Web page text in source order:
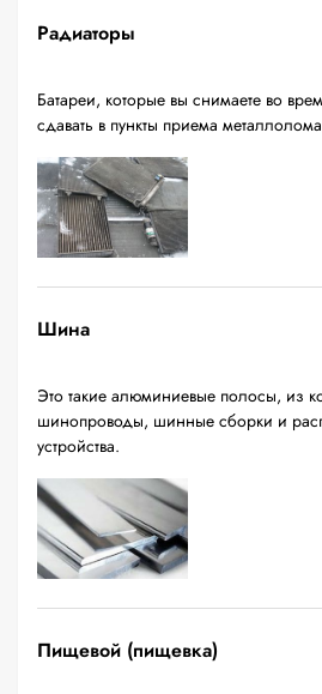
Радиаторы
Батареи, которые вы снимаете во
сдавать в пункты приема
Шина
Это такие алюминиевые полосы, из
шинопроводы, шинные сборки и
устройства.
Пищевой (пищевка)